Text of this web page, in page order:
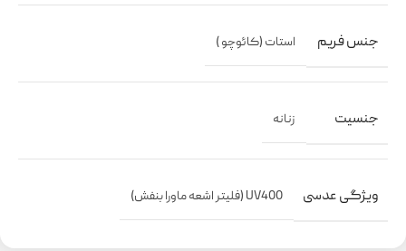
جنس فریم استات (کائوچو )
جنسیت زنانه
ویژگی عدسی UV400 (فلیتر اشعه ماورا بنفش)